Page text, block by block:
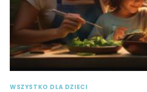
WSZYSTKO DLA DZIECI